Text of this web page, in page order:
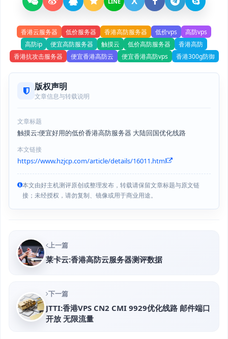
香港云服务器 低价服务器 香港高防服务器 低价vps
高防vps
高防ip
便宜高防服务器 触摸云 低价高防服务器
香港高防
香港抗攻击服务器
便宜香港高防云 便宜香港高防vps 香港300g防御
版权声明
文章信息与转载说明
文章标题
触摸云:便宜好用的低价香港高防服务器 大陆回国优化线路
本文链接
https://www.hzjcp.com/article/details/16011.html
本文由好主机测评原创或整理发布，转载请保留文章标题与原文链
接；未经授权，请勿复制、镜像或用于商业用途。
上一篇
莱卡云:香港高防云服务器测评数据
下一篇
JTTI:香港VPS CN2 CMI 9929优化线路 邮件端口
开放 无限流量